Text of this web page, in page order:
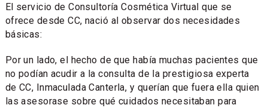
El servicio de Consultoría Cosmética Virtual que se
ofrece desde CC, nació al observar dos necesidades
básicas:
Por un lado, el hecho de que había muchas pacientes que
no podían acudir a la consulta de la prestigiosa experta
de CC, Inmaculada Canterla, y querían que fuera ella quien
las asesorase sobre qué cuidados necesitaban para